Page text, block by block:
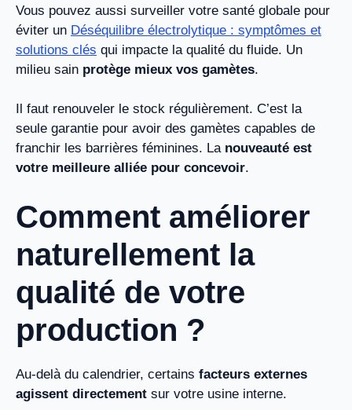
Vous pouvez aussi surveiller votre santé globale pour
éviter un Déséquilibre électrolytique : symptômes et
solutions clés qui impacte la qualité du fluide. Un
milieu sain protège mieux vos gamètes.
Il faut renouveler le stock régulièrement. C’est la
seule garantie pour avoir des gamètes capables de
franchir les barrières féminines. La nouveauté est
votre meilleure alliée pour concevoir.
Comment améliorer
naturellement la
qualité de votre
production ?
Au-delà du calendrier, certains facteurs externes
agissent directement sur votre usine interne.